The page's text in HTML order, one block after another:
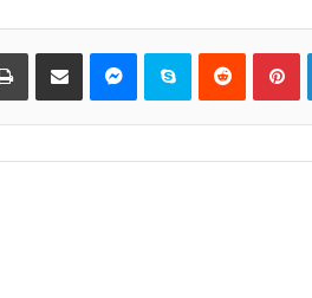
لينكدإن بينتيريست سكايب ماسنجر مشاركة عبر البريد